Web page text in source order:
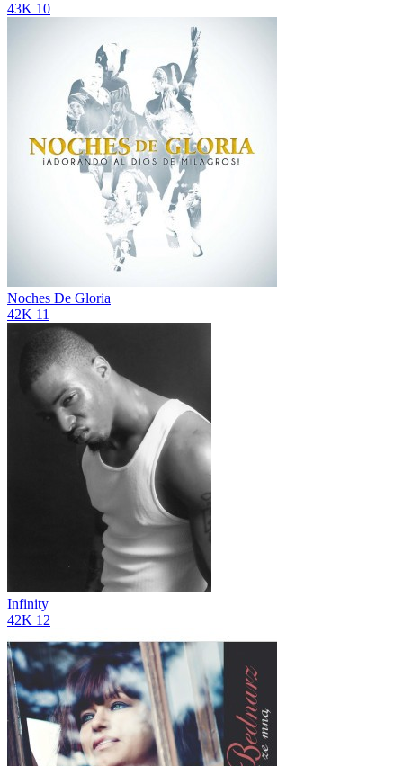
43K 10
Noches De Gloria
42K 11
Infinity
42K 12